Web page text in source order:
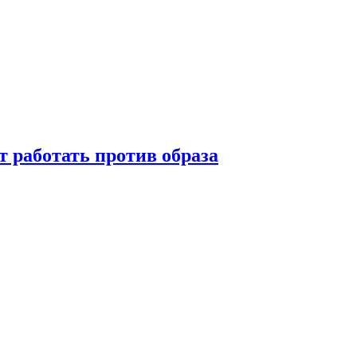
против образа